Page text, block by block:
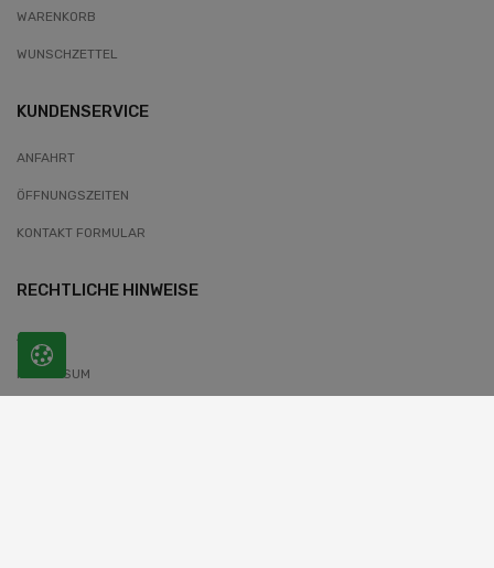
WARENKORB
WUNSCHZETTEL
KUNDENSERVICE
ANFAHRT
ÖFFNUNGSZEITEN
KONTAKT FORMULAR
RECHTLICHE HINWEISE
AGB
IMPRESSUM